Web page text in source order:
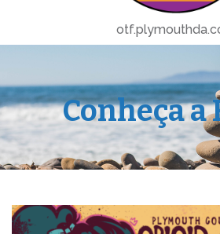
Conheça a